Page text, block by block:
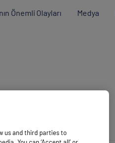
Önemli Olayları Medya
us and third parties to